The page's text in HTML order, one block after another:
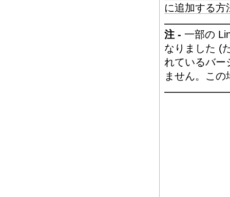
に追加する方
注 - 一部の
なりました (
れているバー
ません。こ